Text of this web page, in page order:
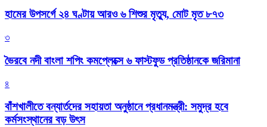
হামের উপসর্গে ২৪ ঘণ্টায় আরও ৬ শিশুর মৃত্যু, মোট মৃত ৮৭৩
৩
ভৈরবে নদী বাংলা শপিং কমপ্লেক্সে ৬ ফাস্টফুড প্রতিষ্ঠানকে জরিমানা
৪
বাঁশখালীতে বন্যার্তদের সহায়তা অনুষ্ঠানে প্রধানমন্ত্রী: সমুদ্র হবে
কর্মসংস্থানের বড় উৎস